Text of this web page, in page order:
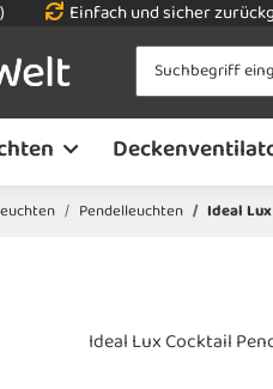
Einfach und sicher
Pendelleuchten Ideal